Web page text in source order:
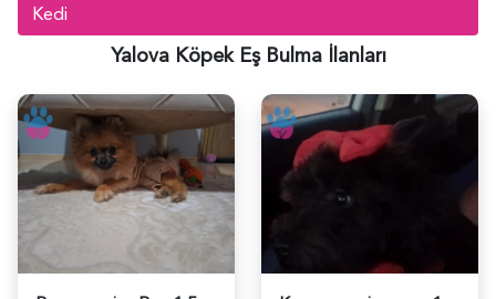
Kedi
Yalova Köpek Eş Bulma İlanları